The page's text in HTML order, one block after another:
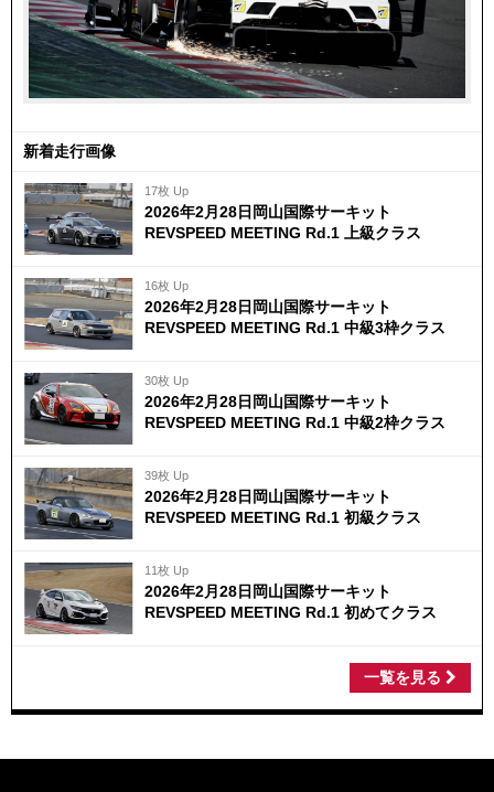
新着走行画像
17枚 Up
2026年2月28日岡山国際サーキット
REVSPEED MEETING Rd.1 上級クラス
16枚 Up
2026年2月28日岡山国際サーキット
REVSPEED MEETING Rd.1 中級3枠クラス
30枚 Up
2026年2月28日岡山国際サーキット
REVSPEED MEETING Rd.1 中級2枠クラス
39枚 Up
2026年2月28日岡山国際サーキット
REVSPEED MEETING Rd.1 初級クラス
11枚 Up
2026年2月28日岡山国際サーキット
REVSPEED MEETING Rd.1 初めてクラス
一覧を見る